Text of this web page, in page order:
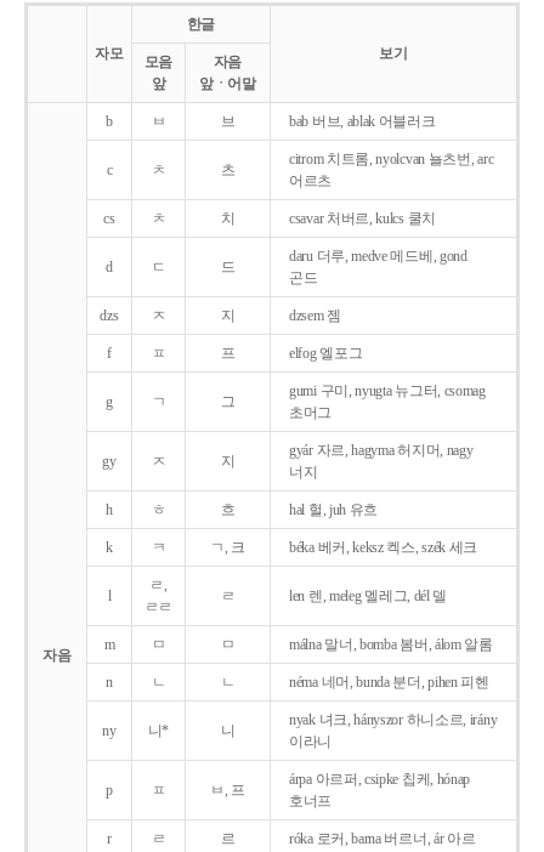
자모
한글
보기
모음
앞
자음
앞ㆍ어말
자음
b ㅂ 브 bab 버브, ablak 어블러크
c ㅊ 츠
citrom 치트롬, nyolcvan 뇰츠번, arc
어르츠
cs ㅊ 치 csavar 처버르, kulcs 쿨치
d ㄷ 드
daru 더루, medve 메드베, gond
곤드
dzs ㅈ 지 dzsem 젬
f ㅍ 프 elfog 엘포그
g ㄱ 그
gumi 구미, nyugta 뉴그터, csomag
초머그
gy ㅈ 지
gyár 자르, hagyma 허지머, nagy
너지
h ㅎ 흐 hal 헐, juh 유흐
k ㅋ ㄱ, 크 béka 베커, keksz 켁스, szék 세크
l
ㄹ,
ㄹㄹ
ㄹ len 렌, meleg 멜레그, dél 델
m ㅁ ㅁ málna 말너, bomba 봄버, álom 알롬
n ㄴ ㄴ néma 네머, bunda 분더, pihen 피헨
ny 니* 니
nyak 녀크, hányszor 하니소르, irány
이라니
p ㅍ ㅂ, 프
árpa 아르퍼, csipke 칩케, hónap
호너프
r ㄹ 르 róka 로커, barna 버르너, ár 아르